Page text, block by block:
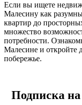
Если вы ищете
Малеcину как
квартир до
множество
потребности.
Малеcине и откройте
побережье.
Подписка